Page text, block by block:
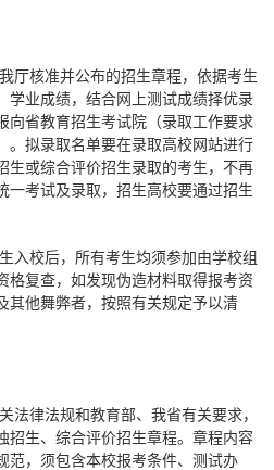
厅核准并公布的招生章程，依据考生
学业成绩，结合网上测试成绩择优录
向省教育招生考试院（录取工作要求
。拟录取名单要在录取高校网站进行
生或综合评价招生录取的考生，不再
一考试及录取，招生高校要通过招生
入校后，所有考生均须参加由学校组
格复查，如发现伪造材料取得报考资
其他舞弊者，按照有关规定予以清
法律法规和教育部、我省有关要求，
招生、综合评价招生章程。章程内容
范，须包含本校报考条件、测试办